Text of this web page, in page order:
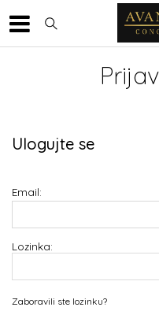
Ulogujte se
Email:
Lozinka:
Zaboravili ste lozinku?